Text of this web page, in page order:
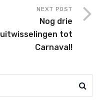
NEXT POST
Nog drie
uitwisselingen tot
Carnaval!